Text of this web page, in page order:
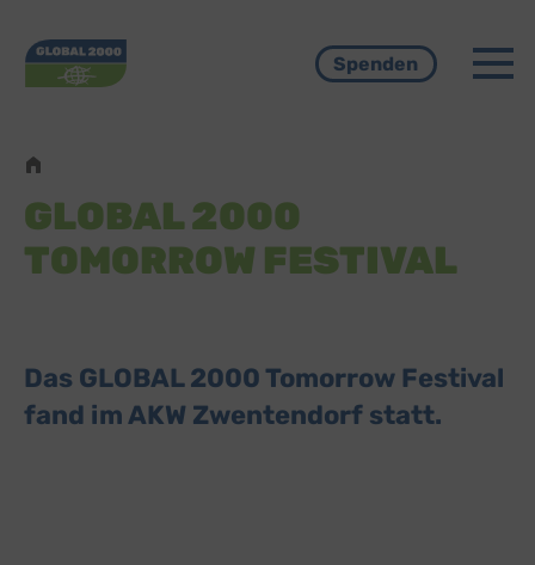
Spenden
GLOBAL 2000
TOMORROW FESTIVAL
Das GLOBAL 2000 Tomorrow Festival
fand im AKW Zwentendorf statt.